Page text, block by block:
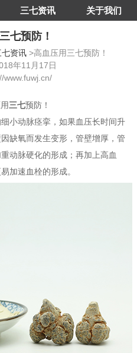
三七资讯 关于我们
七预防！
七资讯 >高血压用三七预防！
年11月17日
www.fuwj.cn/
三七预防！
小动脉痉挛，如果血压长时间升
缺氧而发生变形，管壁增厚，管
动脉硬化的形成；再加上高血
加速血栓的形成。